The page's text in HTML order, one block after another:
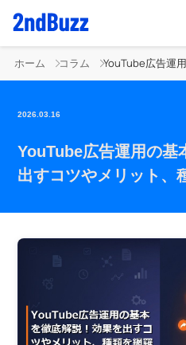
ホーム コラム
2026.03.16
YouTube広告運用の基
出すコツやメリット、